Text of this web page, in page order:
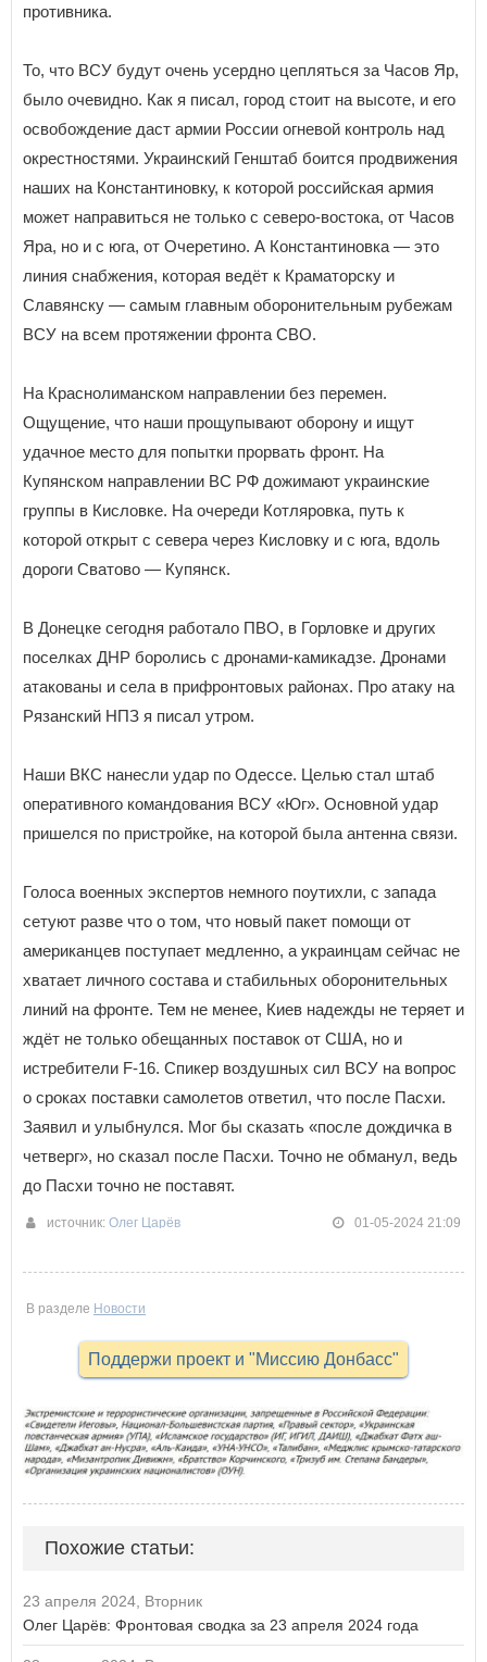
противника.
То, что ВСУ будут очень усердно цепляться за Часов Яр,
было очевидно. Как я писал, город стоит на высоте, и его
освобождение даст армии России огневой контроль над
окрестностями. Украинский Генштаб боится продвижения
наших на Константиновку, к которой российская армия
может направиться не только с северо-востока, от Часов
Яра, но и с юга, от Очеретино. А Константиновка — это
линия снабжения, которая ведёт к Краматорску и
Славянску — самым главным оборонительным рубежам
ВСУ на всем протяжении фронта СВО.
На Краснолиманском направлении без перемен.
Ощущение, что наши прощупывают оборону и ищут
удачное место для попытки прорвать фронт. На
Купянском направлении ВС РФ дожимают украинские
группы в Кисловке. На очереди Котляровка, путь к
которой открыт с севера через Кисловку и с юга, вдоль
дороги Сватово — Купянск.
В Донецке сегодня работало ПВО, в Горловке и других
поселках ДНР боролись с дронами-камикадзе. Дронами
атакованы и села в прифронтовых районах. Про атаку на
Рязанский НПЗ я писал утром.
Наши ВКС нанесли удар по Одессе. Целью стал штаб
оперативного командования ВСУ «Юг». Основной удар
пришелся по пристройке, на которой была антенна связи.
Голоса военных экспертов немного поутихли, с запада
сетуют разве что о том, что новый пакет помощи от
американцев поступает медленно, а украинцам сейчас не
хватает личного состава и стабильных оборонительных
линий на фронте. Тем не менее, Киев надежды не теряет и
ждёт не только обещанных поставок от США, но и
истребители F-16. Спикер воздушных сил ВСУ на вопрос
о сроках поставки самолетов ответил, что после Пасхи.
Заявил и улыбнулся. Мог бы сказать «после дождичка в
четверг», но сказал после Пасхи. Точно не обманул, ведь
до Пасхи точно не поставят.
источник: Олег Царёв 01-05-2024 21:09
В разделе Новости
Поддержи проект и "Миссию Донбасс"
Похожие статьи:
23 апреля 2024, Вторник
Олег Царёв: Фронтовая сводка за 23 апреля 2024 года